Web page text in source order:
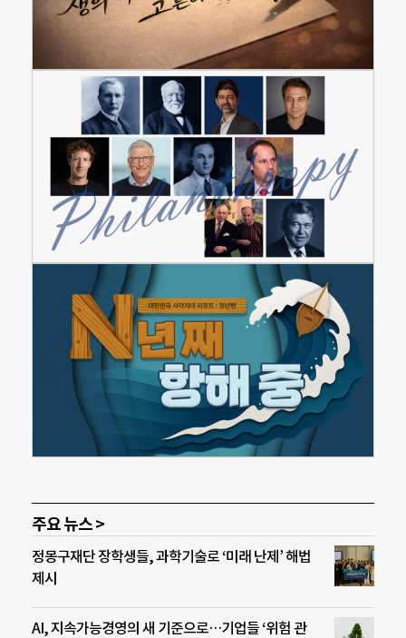
주요 뉴스 >
정몽구재단 장학생들, 과학기술로 ‘미래 난제’ 해법
제시
AI, 지속가능경영의 새 기준으로…기업들 ‘위험 관